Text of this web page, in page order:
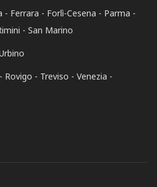
Ferrara Forlì-Cesena
Parma
San Marino
Rovigo Treviso
Venezia